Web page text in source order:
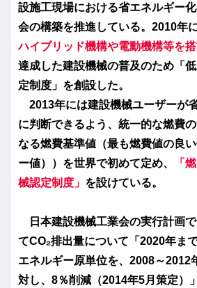
設施工現場における省エネルギー
会の構築を推進している。2010年
ハイブリッド機構や電動機構等を
達成した建設機械の普及のため「
定制度」を創設した。
2013年には建設機械ユーザーが
に判断できるよう、統一的な燃費
なる燃費基準値（最も燃費値の良
ー値））を世界で初めて定め、
「
械認定制度」 を設けている。
日本建設機械工業会の実行計画
てCO₂排出量について「2020年ま
エネルギー原単位を、2008～2012
対し、8％削減（2014年5月策定）